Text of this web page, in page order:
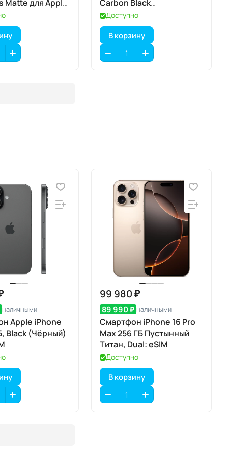
Matte для Apple
Carbon Black
(карбоновый чёрный),
MagSafe
Доступно
В корзину
наличными
Apple iPhone
Black (Чёрный)
99 980 ₽
89 990 ₽ наличными
Смартфон iPhone 16 Pro
Max 256 ГБ Пустынный
Титан, Dual: eSIM
Доступно
В корзину